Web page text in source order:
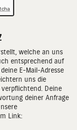
welche an uns
entsprechend auf
E-Mail-Adresse
uns die
Deine
deiner Anfrage
Link: